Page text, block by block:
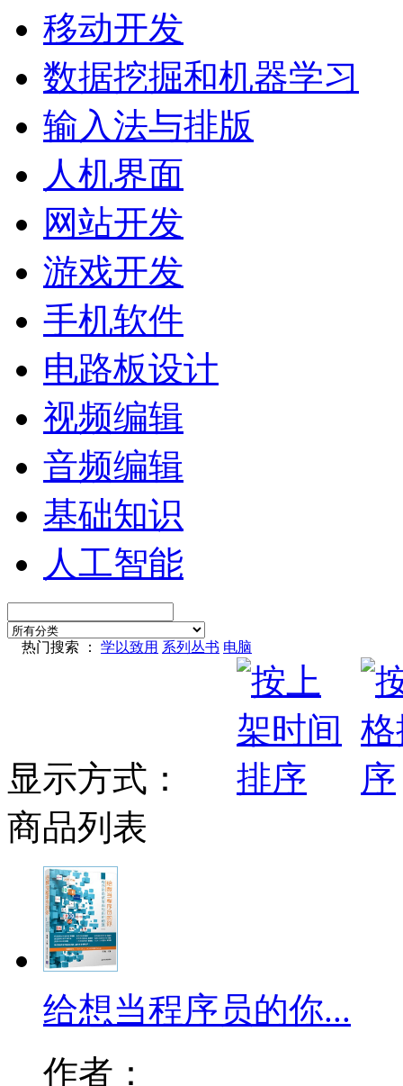
移动开发
数据挖掘和机器学习
输入法与排版
人机界面
网站开发
游戏开发
手机软件
电路板设计
视频编辑
音频编辑
基础知识
人工智能
热门搜索 ： 学以致用 系列丛书 电脑
显示方式：
商品列表
给想当程序员的你...
作者：